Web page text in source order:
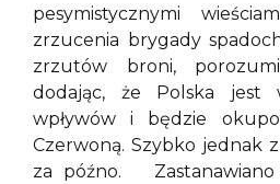
pesymistycznymi
zrzucenia brygady
zrzutów broni,
dodając, że Polska jest
wpływów i będzie
Czerwoną. Szybko jednak
za późno.